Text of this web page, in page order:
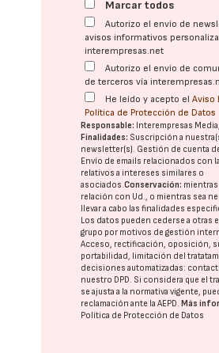
Marcar todos
Autorizo el envío de
avisos informativos
interempresas.net
Autorizo el envío de
de terceros vía
He leído y acepto elAviso
Política de Protección de Datos
Responsable: Interempresas
Finalidades: Suscripción a
newsletter(s). Gestión de cuenta
Envío de emails relacionados con
relativos a intereses similares o
asociados.Conservación: mientras
relación con Ud., o mientras sea
llevar a cabo las finalidades
Los datos pueden cederse a otras
grupo por motivos de gestión
Acceso, rectificación, oposición,
portabilidad, limitación del
decisiones automatizadas:
nuestro DPD. Si considera que el
se ajusta a la normativa vigente,
reclamación ante laAEPD.Más
Política de Protección de Datos